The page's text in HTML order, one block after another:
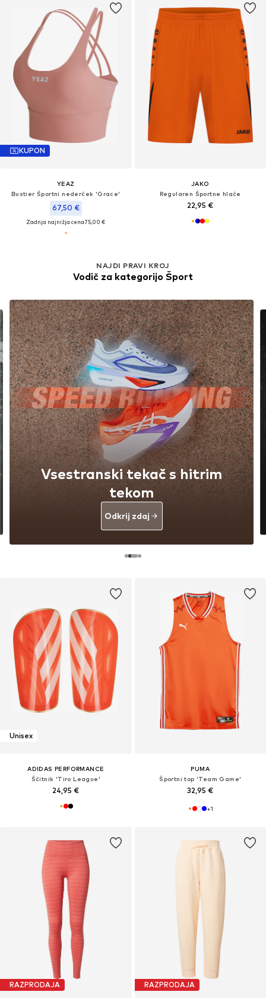
KUPON
YEAZ
Bustier Športni nederček 'Grace'
67,50 €
Zadnja najnižja cena75,00 €
JAKO
Regularen Športne hlače
22,95 €
Unisex
ADIDAS PERFORMANCE
Ščitnik 'Tiro League'
24,95 €
PUMA
Športni top 'Team Game'
32,95 €
+1
NAJDI PRAVI KROJ
Vodič za kategorijo Šport
Vsestranski tekač s hitrim
tekom
Odkrij zdaj
RAZPRODAJA RAZPRODAJA